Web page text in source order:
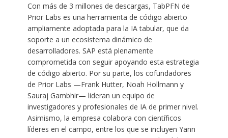
Con más de 3 millones de descargas, TabPFN de
Prior Labs es una herramienta de código abierto
ampliamente adoptada para la IA tabular, que da
soporte a un ecosistema dinámico de
desarrolladores. SAP está plenamente
comprometida con seguir apoyando esta estrategia
de código abierto. Por su parte, los cofundadores
de Prior Labs —Frank Hutter, Noah Hollmann y
Sauraj Gambhir— lideran un equipo de
investigadores y profesionales de IA de primer nivel.
Asimismo, la empresa colabora con científicos
líderes en el campo, entre los que se incluyen Yann